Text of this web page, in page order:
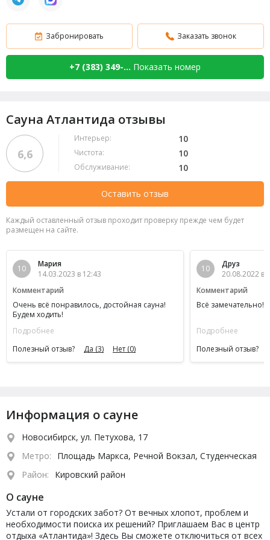
Забронировать Заказать звонок
+7 (383) 349-... Показать номер
Сауна Атлантида отзывы
6,6
Интерьер: 10
Чистота: 10
Обслуживание: 10
Оставить отзыв
Каждый оставленный отзыв проходит проверку прежде чем будет
размещен на сайте.
10
Мария
14.03.2023 в 12:43
Комментарий
Очень всё понравилось, достойная сауна!
Будем ходить!
Подробнее
Полезный отзыв?
Да (3) Нет (0)
10
Друз
20.08.2022 в
Комментарий
Всё замечательно!
Подробнее
Полезный отзыв?
Информация о сауне
Новосибирск, ул. Петухова, 17
Метро:
Площадь Маркса, Речной Вокзал, Студенческая
Район:
Кировский район
О сауне
Устали от городских забот? От вечных хлопот, проблем и
необходимости поиска их решений? Приглашаем Вас в центр
отдыха «Атлантида»! Здесь Вы сможете отключиться от всех